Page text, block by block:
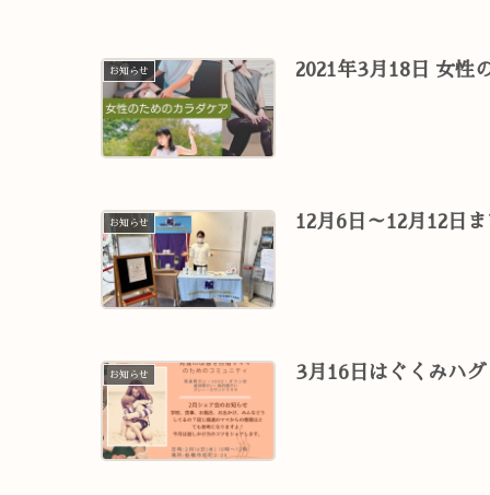
お知らせ 2021年3月18日 女性
お知らせ 12月6日～12月12日
お知らせ 3月16日はぐくみハ